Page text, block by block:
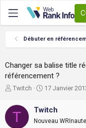
Débuter en
Changer sa balise title
référencement ?
A
t
e
Twitch
D
t
e
d
17 Janvier
T Twitch
Nouveau WRInaute